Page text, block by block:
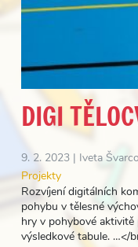
DIGI
9. 2. 2023 | Iveta
Projekty
Rozvíjení digitálních
pohybu v tělesné
hry v pohybové aktivitě
výsledkové tabule. …</